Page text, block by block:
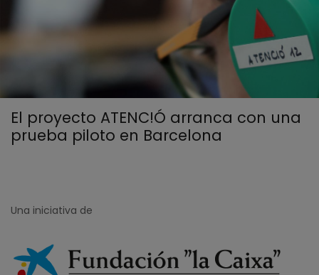
El proyecto ATENC!Ó arranca con una
prueba piloto en Barcelona
Una iniciativa de